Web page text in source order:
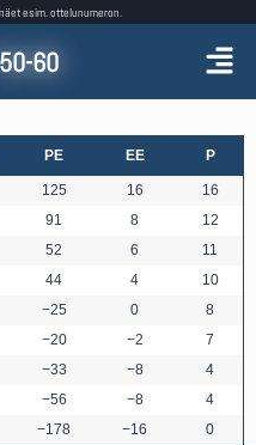
esim. ottelunumeron.
60
PE EE P
125 16
16
91 8
12
52 6
11
44 4
10
−25 0
8
−20 −2
7
−33 −8
4
−56 −8
4
−178 −16 0